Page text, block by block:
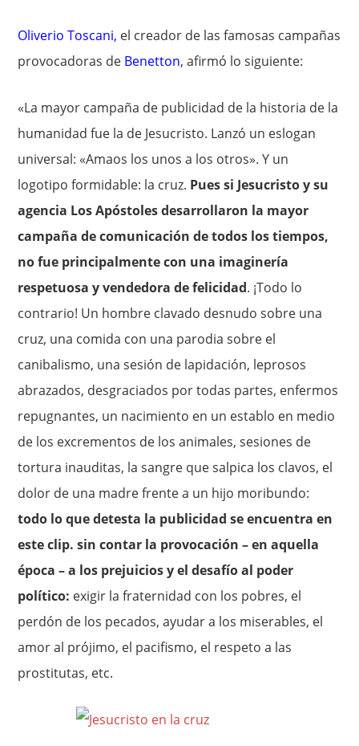
Oliverio Toscani, el creador de las famosas campañas
provocadoras de Benetton, afirmó lo siguiente:
«La mayor campaña de publicidad de la historia de la
humanidad fue la de Jesucristo. Lanzó un eslogan
universal: «Amaos los unos a los otros». Y un
logotipo formidable: la cruz. Pues si Jesucristo y su
agencia Los Apóstoles desarrollaron la mayor
campaña de comunicación de todos los tiempos,
no fue principalmente con una imaginería
respetuosa y vendedora de felicidad. ¡Todo lo
contrario! Un hombre clavado desnudo sobre una
cruz, una comida con una parodia sobre el
canibalismo, una sesión de lapidación, leprosos
abrazados, desgraciados por todas partes, enfermos
repugnantes, un nacimiento en un establo en medio
de los excrementos de los animales, sesiones de
tortura inauditas, la sangre que salpica los clavos, el
dolor de una madre frente a un hijo moribundo:
todo lo que detesta la publicidad se encuentra en
este clip. sin contar la provocación – en aquella
época – a los prejuicios y el desafío al poder
político: exigir la fraternidad con los pobres, el
perdón de los pecados, ayudar a los miserables, el
amor al prójimo, el pacifismo, el respeto a las
prostitutas, etc.